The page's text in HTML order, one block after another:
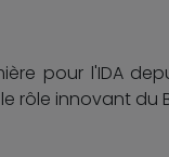
pour l'IDA
rôle innovant